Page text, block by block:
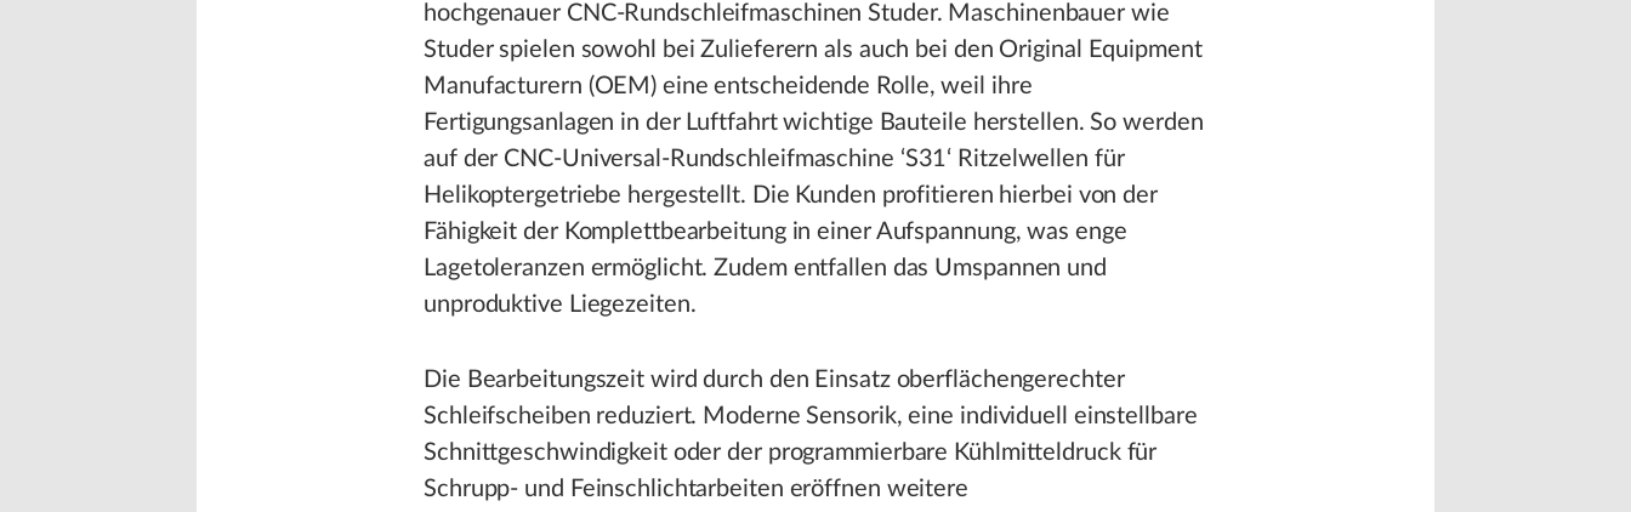
hochgenauer CNC-Rundschleifmaschinen Studer. Maschinenbauer wie
Studer spielen sowohl bei Zulieferern als auch bei den Original Equipment
Manufacturern (OEM) eine entscheidende Rolle, weil ihre
Fertigungsanlagen in der Luftfahrt wichtige Bauteile herstellen. So werden
auf der CNC-Universal-Rundschleifmaschine ‘S31‘ Ritzelwellen für
Helikoptergetriebe hergestellt. Die Kunden profitieren hierbei von der
Fähigkeit der Komplettbearbeitung in einer Aufspannung, was enge
Lagetoleranzen ermöglicht. Zudem entfallen das Umspannen und
unproduktive Liegezeiten.
Die Bearbeitungszeit wird durch den Einsatz oberflächengerechter
Schleifscheiben reduziert. Moderne Sensorik, eine individuell einstellbare
Schnittgeschwindigkeit oder der programmierbare Kühlmitteldruck für
Schrupp- und Feinschlichtarbeiten eröffnen weitere